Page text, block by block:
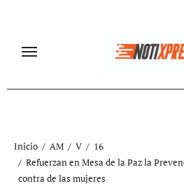
contenido
Inicio AM V
16
Refuerzan en Mesa de la Paz la
contra de las mujeres